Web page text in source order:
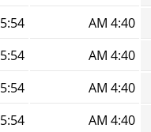
4:40 AM
5:54 AM
4:40 AM
5:54 AM
4:40 AM
5:54 AM
4:40 AM
5:54 AM